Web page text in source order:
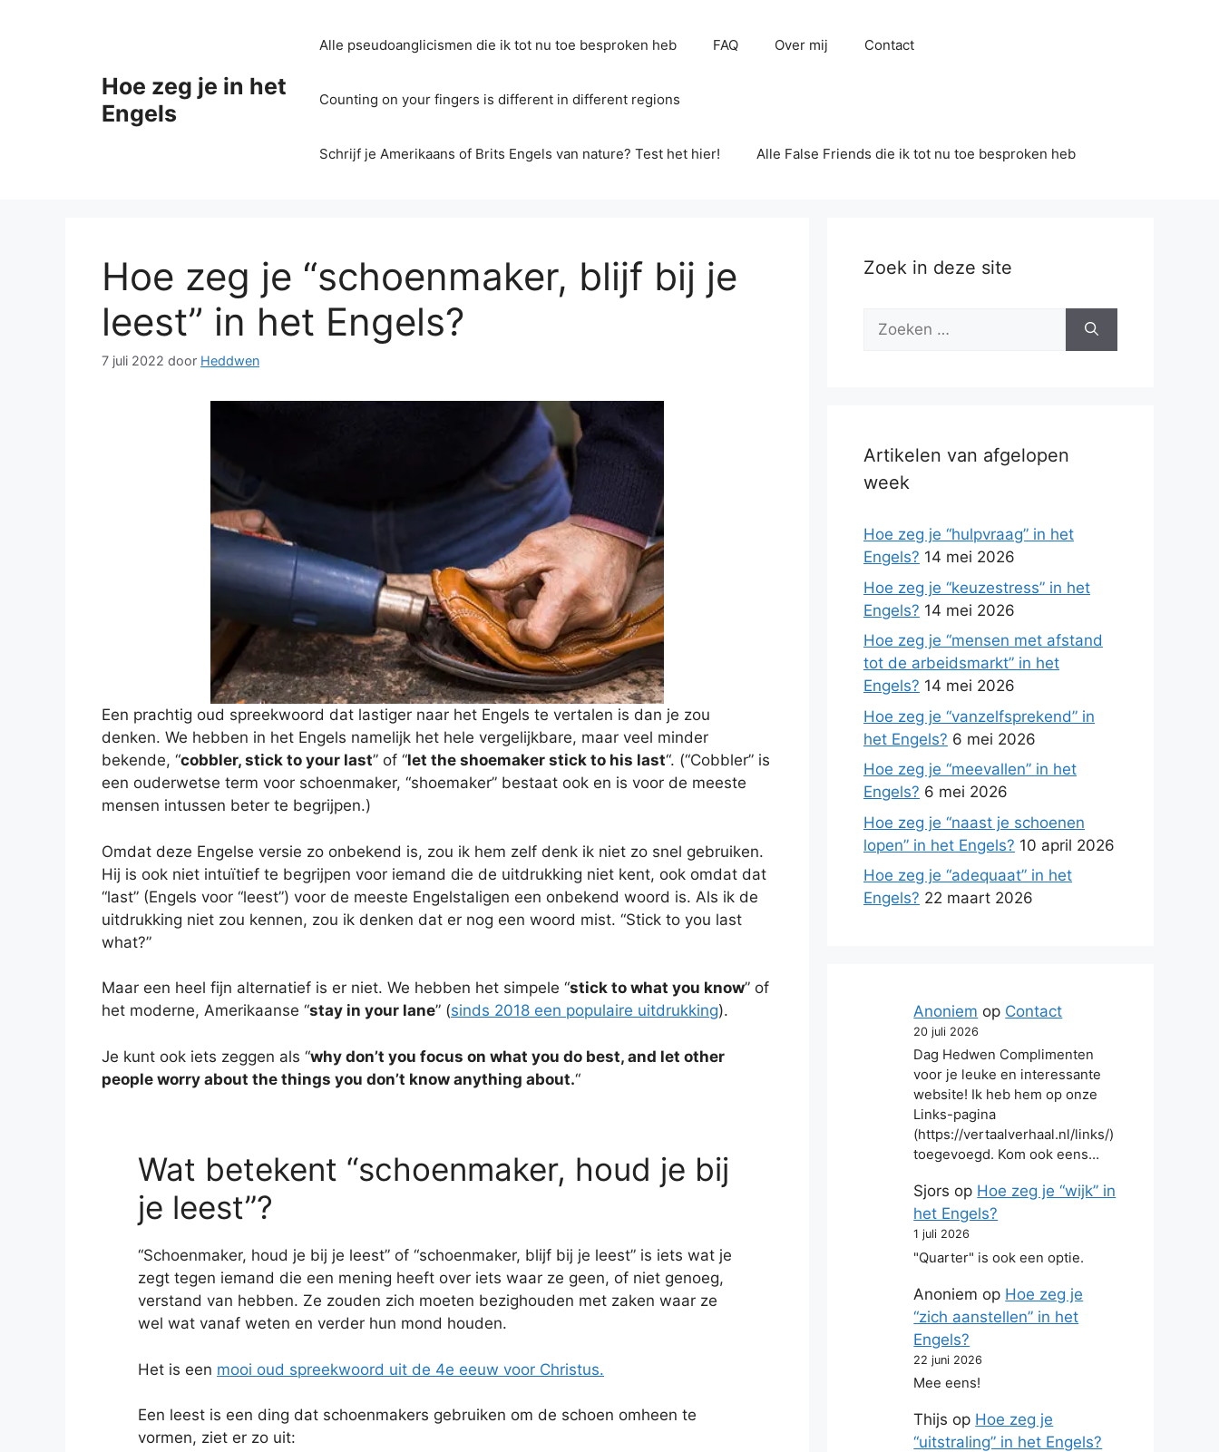
Hoe zeg je in het
Engels
Alle pseudoanglicismen die ik tot nu toe besproken heb FAQ Over mij Contact
Counting on your fingers is different in different regions
Schrijf je Amerikaans of Brits Engels van nature? Test het hier! Alle False Friends die ik tot nu toe besproken heb
Hoe zeg je “schoenmaker, blijf bij je
leest” in het Engels?
7 juli 2022 door Heddwen
Een prachtig oud spreekwoord dat lastiger naar het Engels te vertalen is dan je zou
denken. We hebben in het Engels namelijk het hele vergelijkbare, maar veel minder
bekende, “cobbler, stick to your last” of “let the shoemaker stick to his last“. (“Cobbler” is
een ouderwetse term voor schoenmaker, “shoemaker” bestaat ook en is voor de meeste
mensen intussen beter te begrijpen.)
Omdat deze Engelse versie zo onbekend is, zou ik hem zelf denk ik niet zo snel gebruiken.
Hij is ook niet intuïtief te begrijpen voor iemand die de uitdrukking niet kent, ook omdat dat
“last” (Engels voor “leest”) voor de meeste Engelstaligen een onbekend woord is. Als ik de
uitdrukking niet zou kennen, zou ik denken dat er nog een woord mist. “Stick to you last
what?”
Maar een heel fijn alternatief is er niet. We hebben het simpele “stick to what you know” of
het moderne, Amerikaanse “stay in your lane” (sinds 2018 een populaire uitdrukking).
Je kunt ook iets zeggen als “why don’t you focus on what you do best, and let other
people worry about the things you don’t know anything about.“
Wat betekent “schoenmaker, houd je bij
je leest”?
“Schoenmaker, houd je bij je leest” of “schoenmaker, blijf bij je leest” is iets wat je
zegt tegen iemand die een mening heeft over iets waar ze geen, of niet genoeg,
verstand van hebben. Ze zouden zich moeten bezighouden met zaken waar ze
wel wat vanaf weten en verder hun mond houden.
Het is een mooi oud spreekwoord uit de 4e eeuw voor Christus.
Een leest is een ding dat schoenmakers gebruiken om de schoen omheen te
vormen, ziet er zo uit:
Zoek in deze site
Zoek
Artikelen van afgelopen
week
Hoe zeg je “hulpvraag” in het
Engels? 14 mei 2026
Hoe zeg je “keuzestress” in het
Engels? 14 mei 2026
Hoe zeg je “mensen met afstand
tot de arbeidsmarkt” in het
Engels? 14 mei 2026
Hoe zeg je “vanzelfsprekend” in
het Engels? 6 mei 2026
Hoe zeg je “meevallen” in het
Engels? 6 mei 2026
Hoe zeg je “naast je schoenen
lopen” in het Engels? 10 april 2026
Hoe zeg je “adequaat” in het
Engels? 22 maart 2026
Anoniem op Contact
20 juli 2026
Dag Hedwen Complimenten
voor je leuke en interessante
website! Ik heb hem op onze
Links-pagina
(https://vertaalverhaal.nl/links/)
toegevoegd. Kom ook eens…
Sjors op Hoe zeg je “wijk” in
het Engels?
1 juli 2026
"Quarter" is ook een optie.
Anoniem op Hoe zeg je
“zich aanstellen” in het
Engels?
22 juni 2026
Mee eens!
Thijs op Hoe zeg je
“uitstraling” in het Engels?